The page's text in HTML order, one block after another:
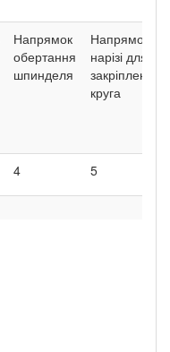
Напрямок
обертання
шпинделя
Напрямок
нарізі для
закріплення
круга
4 5